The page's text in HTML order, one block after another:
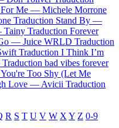
For Me — Michele Morrone
Traduction Stand By —
Tainy Traduction Forever
— Juice WRLD Traduction
Traduction I Think I’m
Traduction bad vibes forever
Too Shy (Let Me
Love — Avicii Traduction
R S T U V W X Y Z 0-9